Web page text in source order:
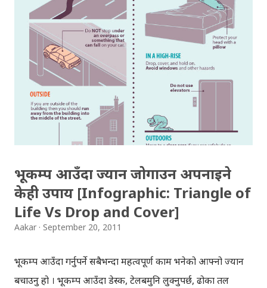
संवेगहरु बुलबुलले समेट्‍छ । बुलबुल सुन्न थालेपछि हामी सबै एउटा
समूहमा समेटिन्छौं र बुलबुल भित्र आफैंले आफ्‍नो नाम दिन्छौं -
बुलबुललियन । हामी यहाँ एकाकार भएर लाग्छौं, गजलको भावनात्मक
सहवासमा । " एउटा प्रेमको बिरुवा हामी रोप्छौं.....युग युग सम्म लगाएर
यो प्रीतलाई अमर गर्छौँ।" Bulbul is a Radio Program (a gajal
program). Thanks to BULBUL Team for bringing
such a wonderful program.You can directly send your
suggestion, comments & even your gajal to: bulbu...
भूकम्प आउँदा ज्यान जोगाउन अपनाइने
केही उपाय [Infographic: Triangle of
Life Vs Drop and Cover]
Aakar September 20, 2011
भूकम्प आउँदा गर्नुपर्ने सबैभन्दा महत्वपूर्ण काम भनेको आफ्नो ज्यान
बचाउनु हो । भूकम्प आउँदा डेस्क, टेलबमुनि लुक्नुपर्छ, ढोका तल